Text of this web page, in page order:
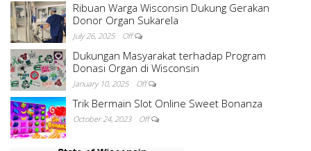
Ribuan Warga Wisconsin Dukung Gerakan
Donor Organ Sukarela
July 26, 2025 Off
Dukungan Masyarakat terhadap Program
Donasi Organ di Wisconsin
January 10, 2025 Off
Trik Bermain Slot Online Sweet Bonanza
October 24, 2023 Off